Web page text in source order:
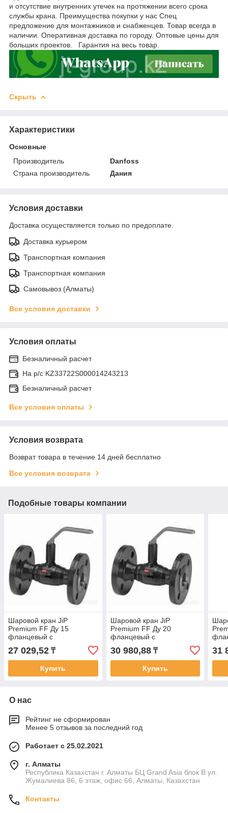
и отсутствие внутренних утечек на протяжении всего срока
службы крана. Преимущества покупки у нас Спец
предложение для монтажников и снабженцев. Товар всегда в
наличии. Оперативная доставка по городу. Оптовые цены для
больших проектов. Гарантия на весь товар.
Скрыть
Характеристики
Основные
Производитель
Danfoss
Страна производитель
Дания
Условия доставки
Доставка осуществляется только по предоплате.
Доставка курьером
Транспортная компания
Транспортная компания
Самовывоз (Алматы)
Все условия доставки
Условия оплаты
Безналичный расчет
На р/c KZ33722S000014243213
Безналичный расчет
Все условия оплаты
Условия возврата
Возврат товара в течение 14 дней бесплатно
Все условия возврата
Подобные товары компании
Шаровой кран JiP
Premium FF Ду 15
фланцевый с
рукояткой,Тм=180°С, Ру40
бар
27 029,52 ₸
Купить
Шаровой кран JiP
Premium FF Ду 20
фланцевый с
рукояткой,Тм=180°С, Ру40
бар
30 980,88₸
Купить
бар
31
О нас
Рейтинг не сформирован
Менее 5 отзывов за последний год
Работает с 25.02.2021
г. Алматы
Республика Казахстан г. Алматы БЦ Grand Asia блок B ул.
Жумалиева 86, 6 этаж, офис 66, Алматы, Казахстан
Контакты